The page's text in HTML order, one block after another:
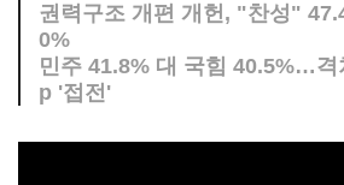
권력구조 개편 개헌, "찬성"
0%
민주 41.8% 대 국힘 40.5%…
p '접전'